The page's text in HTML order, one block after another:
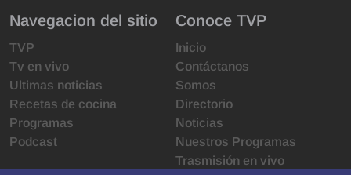
Navegacion del sitio
TVP
Tv en vivo
Ultimas noticias
Recetas de cocina
Programas
Podcast
Conoce TVP
Inicio
Contáctanos
Somos
Directorio
Noticias
Nuestros Programas
Trasmisión en vivo